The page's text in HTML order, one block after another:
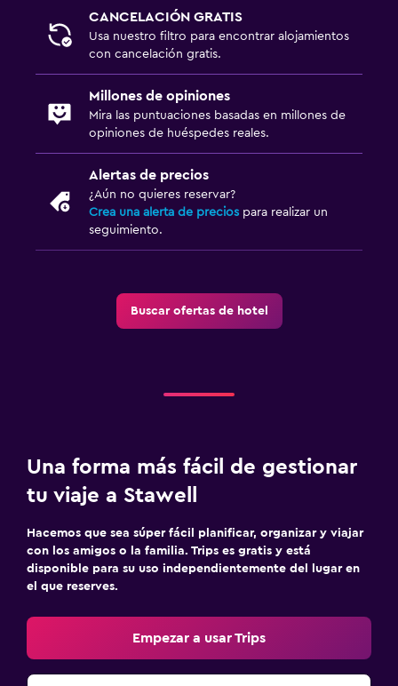
CANCELACIÓN GRATIS
Usa nuestro filtro para encontrar alojamientos
con cancelación gratis.
Millones de opiniones
Mira las puntuaciones basadas en millones de
opiniones de huéspedes reales.
Alertas de precios
¿Aún no quieres reservar?
Crea una alerta de precios para realizar un
seguimiento.
Buscar ofertas de hotel
Una forma más fácil de gestionar
tu viaje a Stawell
Hacemos que sea súper fácil planificar, organizar y viajar
con los amigos o la familia. Trips es gratis y está
disponible para su uso independientemente del lugar en
el que reserves.
Empezar a usar Trips